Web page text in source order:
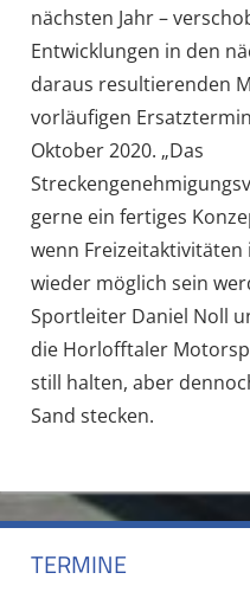
nächsten Jahr –
Entwicklungen in den
daraus resultierenden
vorläufigen
Oktober 2020. „Das
gerne ein fertiges
wenn
wieder möglich sein
Sportleiter Daniel Noll
die Horlofftaler
still halten, aber
Sand stecken.
TERMINE